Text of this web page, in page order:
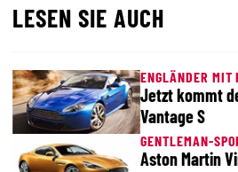
LESEN SIE AUCH
ENGLÄNDER MIT
Jetzt kommt
Vantage S
GENTLEMAN-
Aston Martin